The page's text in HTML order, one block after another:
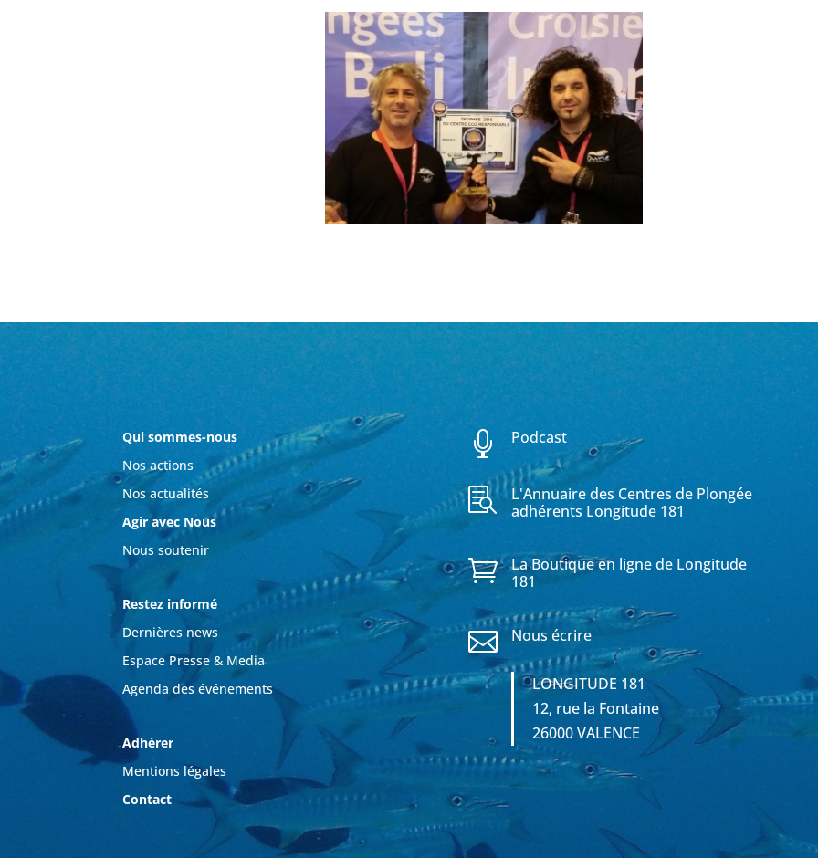
Qui sommes-nous
Nos actions
Nos actualités
Agir avec Nous
Nous soutenir
Restez informé
Dernières news
Espace Presse & Media
Agenda des événements
Adhérer
Mentions légales
Contact
 Podcast

L'Annuaire des Centres de Plongée
adhérents Longitude 181

La Boutique en ligne de Longitude
181
 Nous écrire
LONGITUDE 181
12, rue la Fontaine
26000 VALENCE